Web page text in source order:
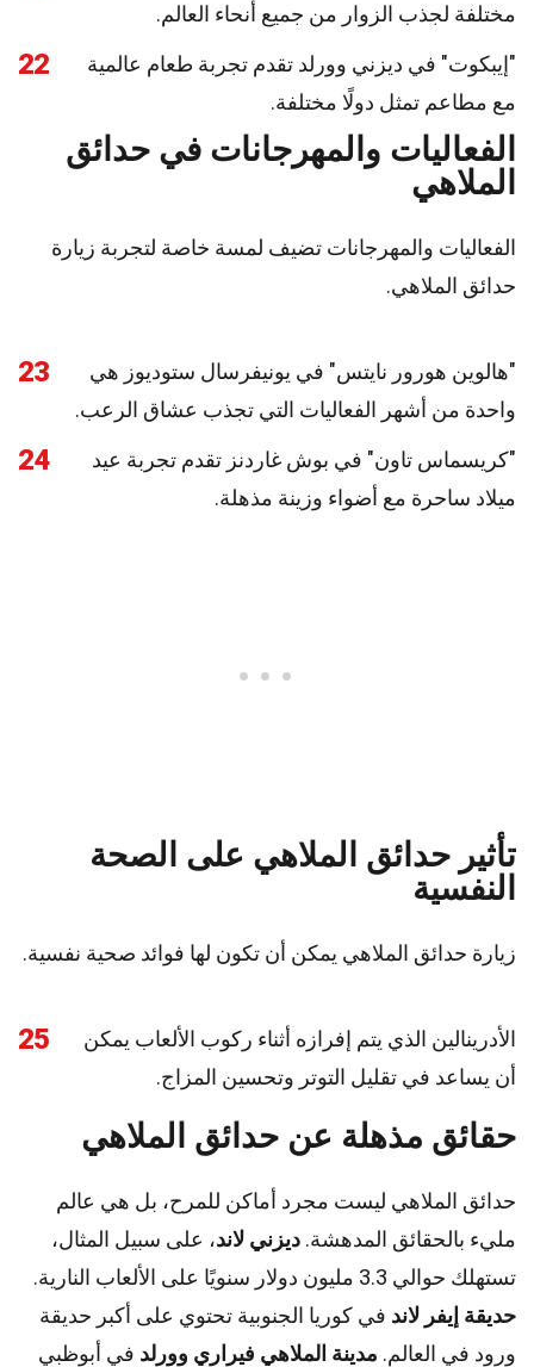
مختلفة لجذب الزوار من جميع أنحاء العالم.
22
"إيبكوت" في ديزني وورلد تقدم تجربة طعام عالمية
مع مطاعم تمثل دولًا مختلفة.
الفعاليات والمهرجانات في حدائق
الملاهي
الفعاليات والمهرجانات تضيف لمسة خاصة لتجربة زيارة
حدائق الملاهي.
23
"هالوين هورور نايتس" في يونيفرسال ستوديوز هي
واحدة من أشهر الفعاليات التي تجذب عشاق الرعب.
24
"كريسماس تاون" في بوش غاردنز تقدم تجربة عيد
ميلاد ساحرة مع أضواء وزينة مذهلة.
تأثير حدائق الملاهي على الصحة
النفسية
زيارة حدائق الملاهي يمكن أن تكون لها فوائد صحية نفسية.
25
الأدرينالين الذي يتم إفرازه أثناء ركوب الألعاب يمكن
أن يساعد في تقليل التوتر وتحسين المزاج.
حقائق مذهلة عن حدائق الملاهي
حدائق الملاهي ليست مجرد أماكن للمرح، بل هي عالم
مليء بالحقائق المدهشة. ديزني لاند، على سبيل المثال،
تستهلك حوالي 3.3 مليون دولار سنويًا على الألعاب النارية.
حديقة إيفر لاند في كوريا الجنوبية تحتوي على أكبر حديقة
ورود في العالم. مدينة الملاهي فيراري وورلد في أبوظبي